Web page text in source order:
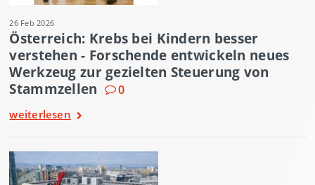
26 Feb 2026
Österreich: Krebs bei Kindern besser
verstehen - Forschende entwickeln neues
Werkzeug zur gezielten Steuerung von
Stammzellen
0
weiterlesen